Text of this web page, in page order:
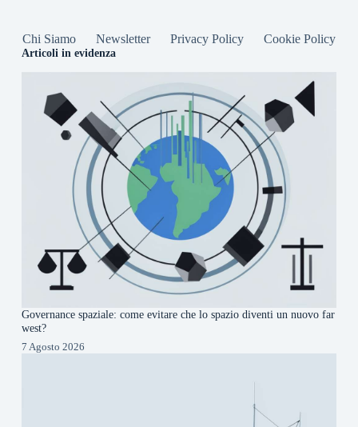
Chi Siamo Newsletter Privacy Policy Cookie Policy
Articoli in evidenza
Governance spaziale: come evitare che lo spazio diventi un nuovo far
west?
7 Agosto 2026